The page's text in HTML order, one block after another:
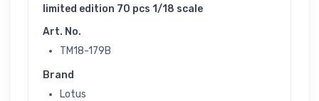
limited edition 70 pcs 1/18 scale
Art. No.
TM18-179B
Brand
Lotus